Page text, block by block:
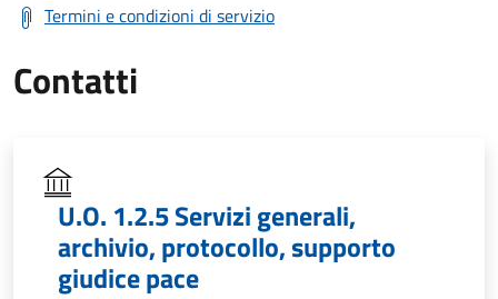
Termini e condizioni di servizio
Contatti
U.O. 1.2.5 Servizi generali,
archivio, protocollo, supporto
giudice pace